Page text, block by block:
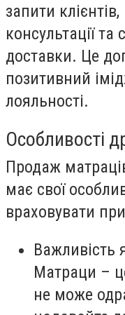
запити
консультації та
доставки. Це
позитивний
лояльності.
Особливості
Продаж
має свої
враховувати
Важливість
Матраци –
не може